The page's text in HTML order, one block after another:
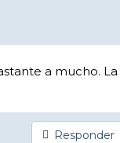
a mucho.
Responder